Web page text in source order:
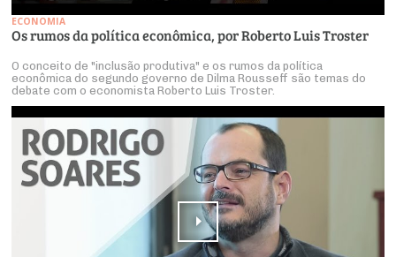
ECONOMIA
Os rumos da política econômica, por Roberto Luis Troster
O conceito de "inclusão produtiva" e os rumos da política
econômica do segundo governo de Dilma Rousseff são temas do
debate com o economista Roberto Luis Troster.